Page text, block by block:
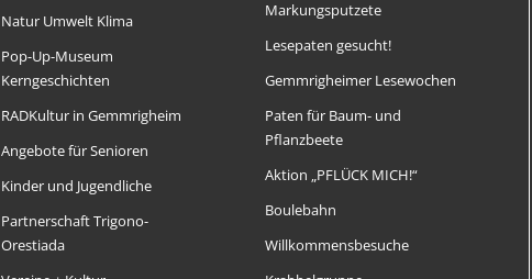
Natur Umwelt Klima
Pop-Up-Museum
Kerngeschichten
RADKultur in Gemmrigheim
Angebote für Senioren
Kinder und Jugendliche
Partnerschaft Trigono-
Orestiada
Markungsputzete
Lesepaten gesucht!
Gemmrigheimer Lesewochen
Paten für Baum- und
Pflanzbeete
Aktion „PFLÜCK MICH!“
Boulebahn
Willkommensbesuche